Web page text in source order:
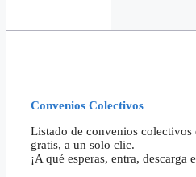
Convenios Colectivos
Listado de convenios colectivos
gratis, a un solo clic.
¡A qué esperas, entra,